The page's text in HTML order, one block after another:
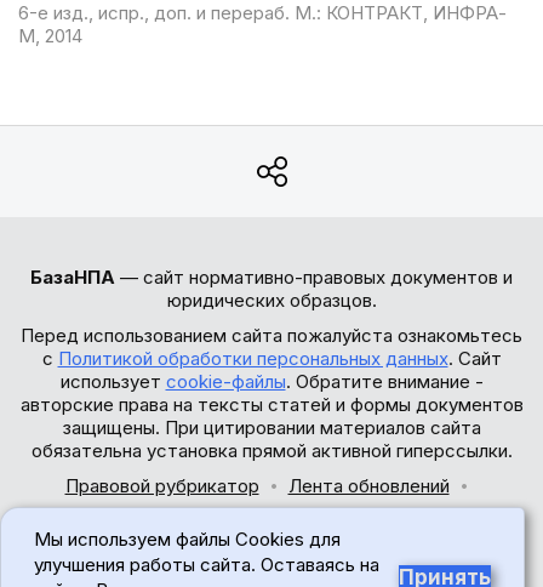
6-е изд., испр., доп. и перераб. М.: КОНТРАКТ, ИНФРА-
М, 2014
БазаНПА — сайт нормативно-правовых документов и
юридических образцов.
Перед использованием сайта пожалуйста ознакомьтесь
с Политикой обработки персональных данных. Сайт
использует cookie-файлы. Обратите внимание -
авторские права на тексты статей и формы документов
защищены. При цитировании материалов сайта
обязательна установка прямой активной гиперссылки.
Правовой рубрикатор
Лента обновлений
© 2017-2026
Мы используем файлы Cookies для
улучшения работы сайта. Оставаясь на
Принять